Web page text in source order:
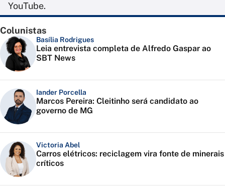
YouTube.
Colunistas
Basília Rodrigues
Leia entrevista completa de Alfredo Gaspar ao
SBT News
Iander Porcella
Marcos Pereira: Cleitinho será candidato ao
governo de MG
Victoria Abel
Carros elétricos: reciclagem vira fonte de minerais
críticos